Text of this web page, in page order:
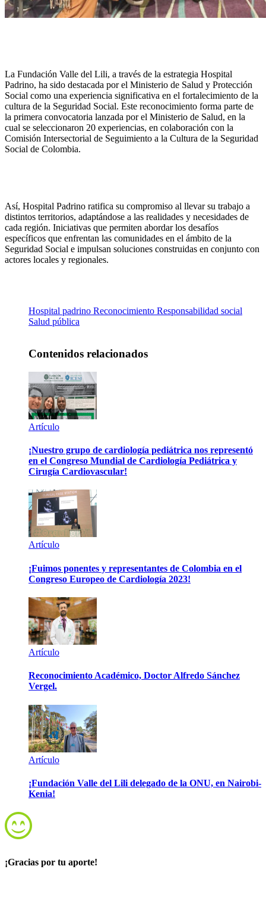
La Fundación Valle del Lili, a través de la estrategia Hospital
Padrino, ha sido destacada por el Ministerio de Salud y Protección
Social como una experiencia significativa en el fortalecimiento de la
cultura de la Seguridad Social. Este reconocimiento forma parte de
la primera convocatoria lanzada por el Ministerio de Salud, en la
cual se seleccionaron 20 experiencias, en colaboración con la
Comisión Intersectorial de Seguimiento a la Cultura de la Seguridad
Social de Colombia.
Así, Hospital Padrino ratifica su compromiso al llevar su trabajo a
distintos territorios, adaptándose a las realidades y necesidades de
cada región. Iniciativas que permiten abordar los desafíos
específicos que enfrentan las comunidades en el ámbito de la
Seguridad Social e impulsan soluciones construidas en conjunto con
actores locales y regionales.
Hospital padrino Reconocimiento Responsabilidad social
Salud pública
Contenidos relacionados
Artículo
¡Nuestro grupo de cardiología pediátrica nos representó
en el Congreso Mundial de Cardiología Pediátrica y
Cirugía Cardiovascular!
Artículo
¡Fuimos ponentes y representantes de Colombia en el
Congreso Europeo de Cardiología 2023!
Artículo
Reconocimiento Académico, Doctor Alfredo Sánchez
Vergel.
Artículo
¡Fundación Valle del Lili delegado de la ONU, en Nairobi-
Kenia!
¡Gracias por tu aporte!